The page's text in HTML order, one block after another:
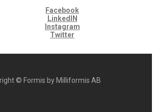
Facebook
LinkedIN
Instagram
Twitter
© Formis by Milliformis AB